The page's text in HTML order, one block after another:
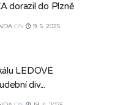
dorazil do Plzně
ON 9. 5. 2025
LEDOVÉ
div...